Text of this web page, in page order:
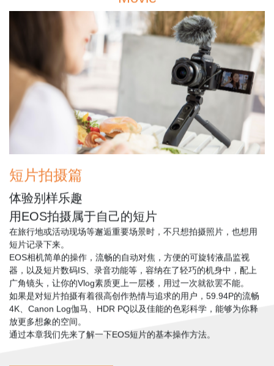
Movie
短片拍摄篇
体验别样乐趣
用EOS拍摄属于自己的短片
在旅行地或活动现场等邂逅重要场景时，不只想拍摄照片，也想用
短片记录下来。
EOS相机简单的操作，流畅的自动对焦，方便的可旋转液晶监视
器，以及短片数码IS、录音功能等，容纳在了轻巧的机身中，配上
广角镜头，让你的Vlog素质更上一层楼，用过一次就欲罢不能。
如果是对短片拍摄有着很高创作热情与追求的用户，59.94P的流畅
4K、Canon Log伽马、HDR PQ以及佳能的色彩科学，能够为你释
放更多想象的空间。